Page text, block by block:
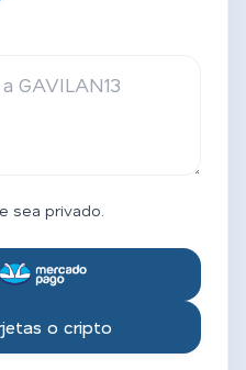
sea privado.
o cripto